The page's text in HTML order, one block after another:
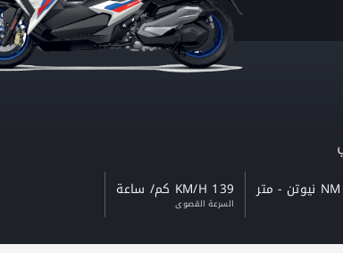
139 KM/H كم/ ساعة
السرعة القصوى